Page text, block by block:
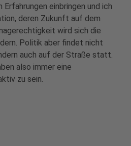
Erfahrungen einbringen und ich
deren Zukunft auf dem
wird sich die
Politik aber findet nicht
auch auf der Straße statt.
also immer eine
zu sein.